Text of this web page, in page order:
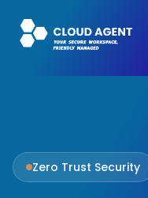
Zero Trust Security